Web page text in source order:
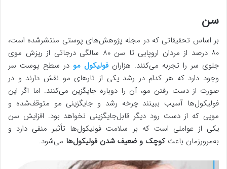
سن
بر اساس تحقیقاتی که در مجله پژوهش‌های پوستی منتشرشده است،
۸۰ درصد از مردان اروپایی تا سن ۸۰ سالگی درجاتی از ریزش موی
جلوی سر را تجربه می‌کنند. هزاران فولیکول مو در سطح پوست سر
وجود دارد که هر کدام در رشد یکی از تارهای مو نقش دارند و در
صورت از دست رفتن مو، آن را دوباره جایگزین می‌کنند. اما اگر این
فولیکول‌ها آسیب ببینند چرخه رشد و جایگزینی مو متوقف‌شده و
مویی که از دست رود دیگر قابل‌جایگزینی نخواهد بود. افزایش سن
یکی از عواملی است که بر سلامت فولیکول‌ها تأثیر منفی دارد و
به‌مرورزمان باعث کوچک و ضعیف شدن فولیکول‌ها می‌شود.